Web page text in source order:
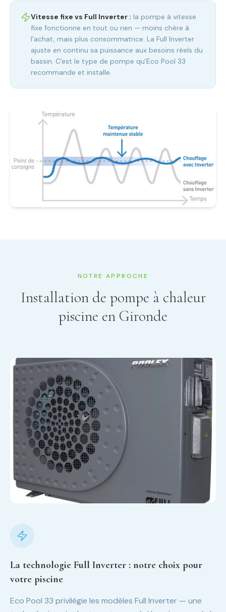
Vitesse fixe vs Full Inverter : la pompe à vitesse
fixe fonctionne en tout ou rien — moins chère à
l'achat, mais plus consommatrice. La Full Inverter
ajuste en continu sa puissance aux besoins réels du
bassin. C'est le type de pompe qu'Eco Pool 33
recommande et installe.
NOTRE APPROCHE
Installation de pompe à chaleur
piscine en Gironde
La technologie Full Inverter : notre choix pour
votre piscine
Eco Pool 33 privilégie les modèles Full Inverter — une